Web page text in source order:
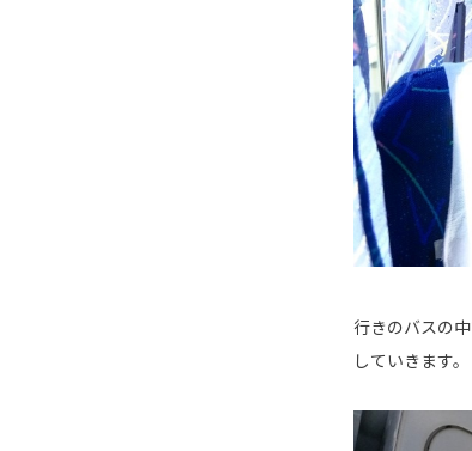
行きのバスの
していきます。